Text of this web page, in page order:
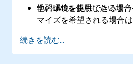
学習環境を提供できるよ
他のLMSを使用したい場
マイズを希望される場合
続きを読む...